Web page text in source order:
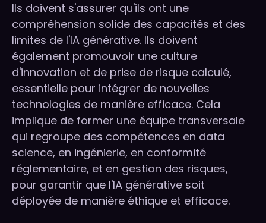
Ils doivent s'assurer qu'ils ont une
compréhension solide des capacités et des
limites de l'IA générative. Ils doivent
également promouvoir une culture
d'innovation et de prise de risque calculé,
essentielle pour intégrer de nouvelles
technologies de manière efficace. Cela
implique de former une équipe transversale
qui regroupe des compétences en data
science, en ingénierie, en conformité
réglementaire, et en gestion des risques,
pour garantir que l'IA générative soit
déployée de manière éthique et efficace.